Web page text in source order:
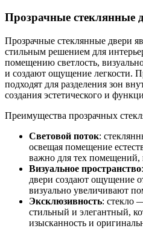
Прозрачные стеклянные
Прозрачные стеклянные двери
стильным решением для
помещению светлость,
и создают ощущение легкости.
подходят для разделения зон
создания эстетического и
Преимущества прозрачных
Световой поток:
освещая помещение
важно для тех помещений,
Визуальное пространство
двери создают ощущение
визуально увеличивают
Эксклюзивность: стекло
стильный и элегантный,
изысканность и